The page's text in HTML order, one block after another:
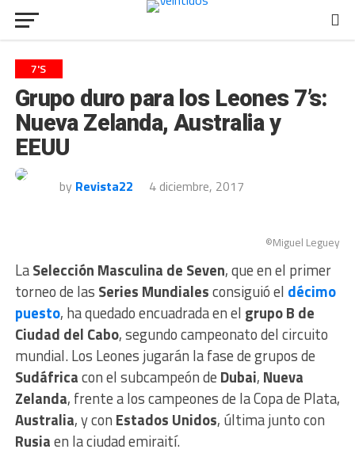
7'S
Grupo duro para los Leones 7’s:
Nueva Zelanda, Australia y
EEUU
by Revista22 4 diciembre, 2017
©Miguel Leguey
LaSelección Masculina de Seven, que en el primer
torneo de las Series Mundialesconsiguió el décimo
puesto, ha quedado encuadrada en el grupo B de
Ciudad del Cabo, segundo campeonato del circuito
mundial. Los Leones jugarán la fase de grupos de
Sudáfricacon el subcampeón de Dubai, Nueva
Zelanda, frente a los campeones de la Copa de Plata,
Australia, y con Estados Unidos, última junto con
Rusiaen la ciudad emiraití.